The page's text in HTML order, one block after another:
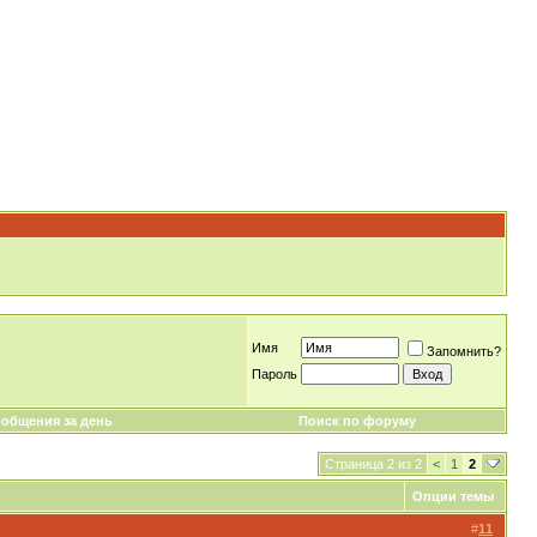
Имя
Запомнить?
Пароль
за день Поиск по форуму
Страница 2 из 2 < 1 2
Опции темы
#11